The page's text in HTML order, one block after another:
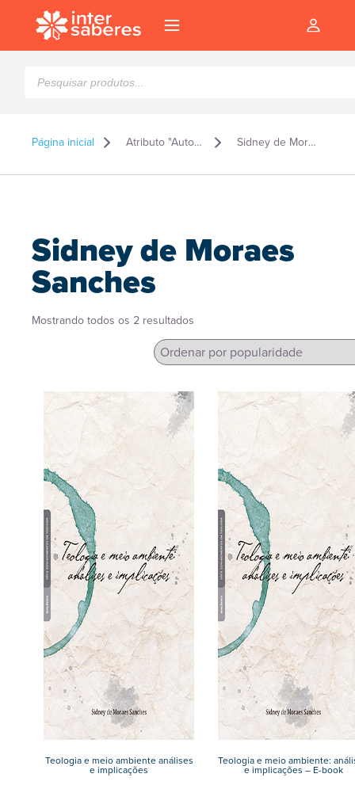
produtos
Página inicial Atributo "Autor" de produto Sidney de Moraes Sanches
Sidney de Moraes
Sanches
Mostrando todos os 2 resultados
popularidade
Teologia e meio ambiente análises
e implicações
Teologia e meio ambiente:
e implicações – E-book